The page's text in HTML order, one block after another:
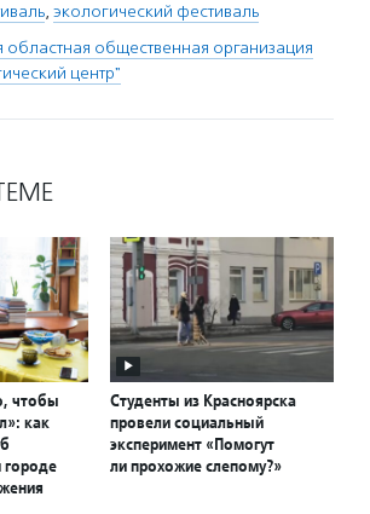
, экологический фестиваль
общественная организация
центр"
чтобы
как
Студенты из Красноярска
провели социальный
эксперимент «Помогут
ли прохожие слепому?»